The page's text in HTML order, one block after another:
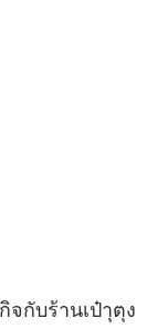
กับร้านเป๋าุตุง